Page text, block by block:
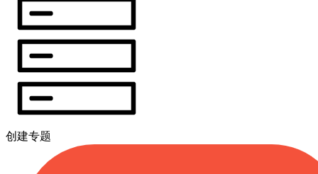
创建专题